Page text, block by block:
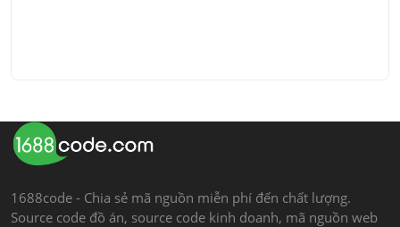
1688code - Chia sẻ mã nguồn miễn phí đến chất lượng.
Source code đồ án, source code kinh doanh, mã nguồn web